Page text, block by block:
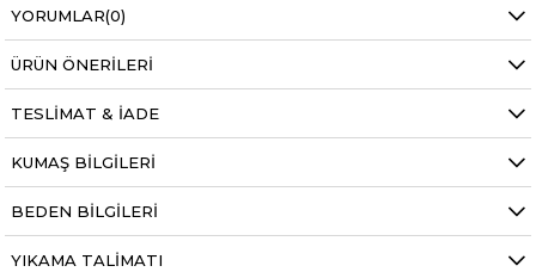
Manken ölçüleri ise;
Mankenimiz S beden giymiştir
Bel 63 cm
Alt karın 76 cm
Boy 1.68 cm
Kilo 50 kg dir.
YORUMLAR(0)
ÜRÜN ÖNERILERI
TESLIMAT & İADE
KUMAŞ BILGILERI
BEDEN BILGILERI
YIKAMA TALIMATI